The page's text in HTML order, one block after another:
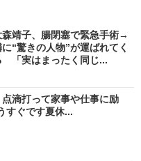
森靖子、腸閉塞で緊急手術→
に“驚きの人物”が運ばれてく
「実はまったく同じ...
滴打って家事や仕事に励
ぐです夏休...